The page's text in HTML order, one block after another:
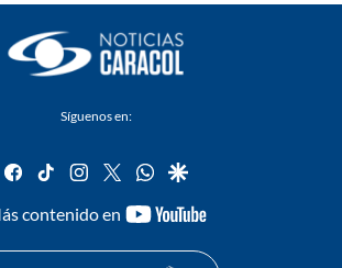
Síguenos en:
facebook
tiktok instagram
twitterwhatsapp
google
contenido en
youtube-